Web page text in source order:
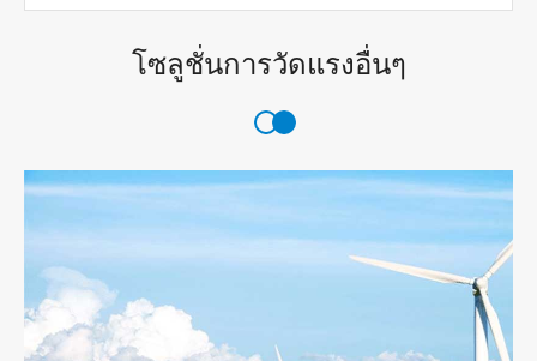
โซลูชั่นการวัดแรงอื่นๆ